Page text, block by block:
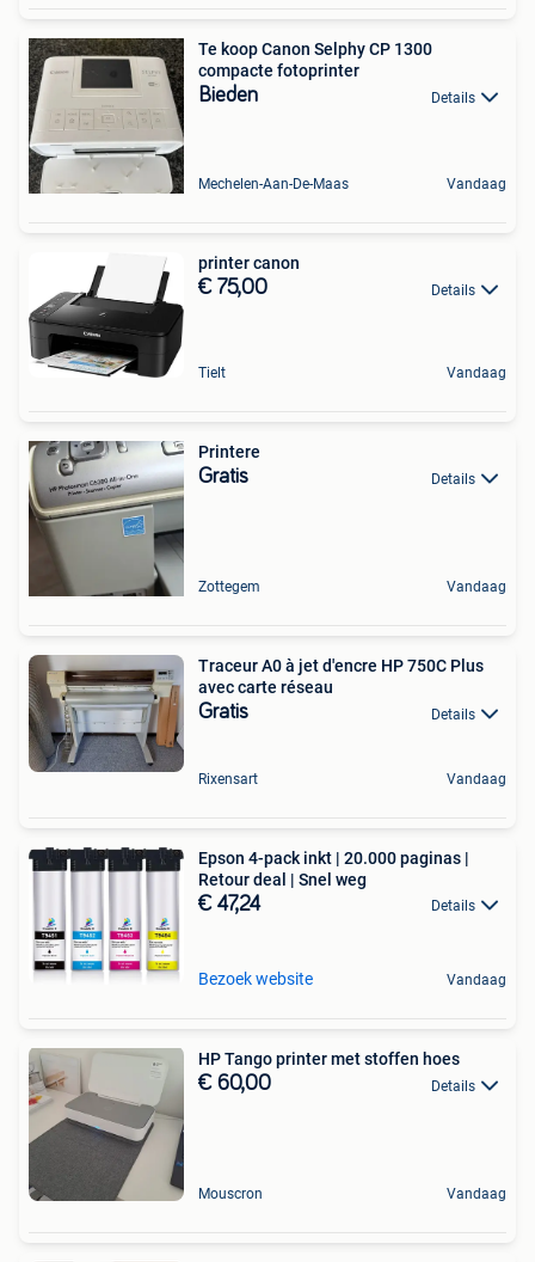
Te koop Canon Selphy CP 1300
compacte fotoprinter
Bieden Details
Mechelen-Aan-De-Maas Vandaag
printer canon
€ 75,00 Details
Tielt Vandaag
Printere
Gratis Details
Zottegem Vandaag
Traceur A0 à jet d'encre HP 750C Plus
avec carte réseau
Gratis Details
Rixensart Vandaag
Epson 4-pack inkt | 20.000 paginas |
Retour deal | Snel weg
€ 47,24 Details
Bezoek website Vandaag
HP Tango printer met stoffen hoes
€ 60,00 Details
Mouscron Vandaag